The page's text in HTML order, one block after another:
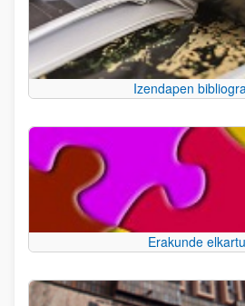
Izendapen
Erakunde